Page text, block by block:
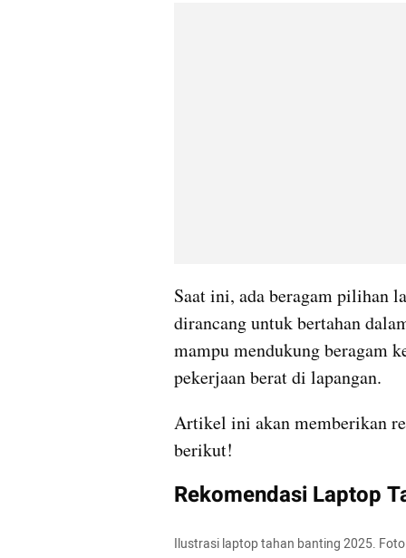
Saat ini, ada beragam pilihan
dirancang untuk bertahan
mampu mendukung beragam
pekerjaan berat di lapangan.
Artikel ini akan memberikan
berikut!
Rekomendasi Laptop
Ilustrasi laptop tahan banting 2025.